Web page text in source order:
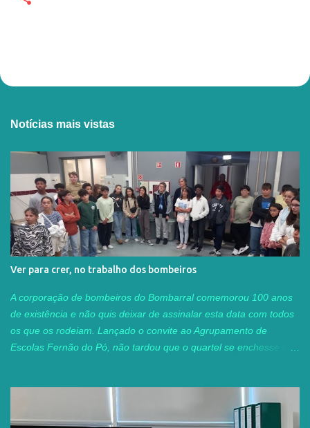
Notícias mais vistas
Ver para crer, no trabalho dos bombeiros
A corporação de bombeiros do Bombarral comemorou 100 anos
de existência e não quis deixar de assinalar esta data com todos
os que os rodeiam. Lançado o convite ao Agrupamento de
Escolas Fernão do Pó, não tardou que o quartel se enchesse de
Filipa Silva, num trabalho conjunto, aceitaram o desafio e, nas
aulas de Cidadania e Desenvolvimento, levaram as seis turmas